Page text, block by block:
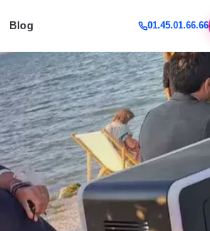
Blog 01.45.01.66.66